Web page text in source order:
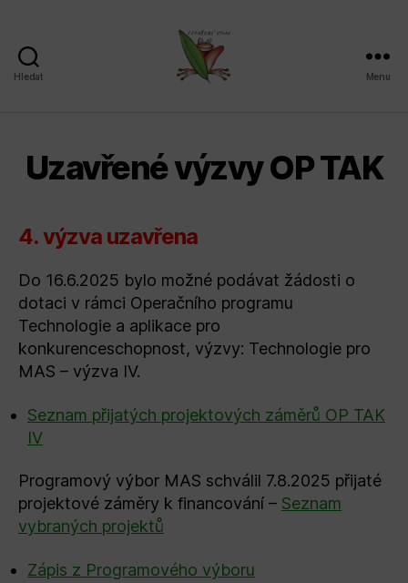
Hledat Menu
Uzavřené výzvy OP TAK
4. výzva uzavřena
Do 16.6.2025 bylo možné podávat žádosti o
dotaci v rámci Operačního programu
Technologie a aplikace pro
konkurenceschopnost, výzvy: Technologie pro
MAS – výzva IV.
Seznam přijatých projektových záměrů OP TAK
IV
Programový výbor MAS schválil 7.8.2025 přijaté
projektové záměry k financování – Seznam
vybraných projektů
Zápis z Programového výboru